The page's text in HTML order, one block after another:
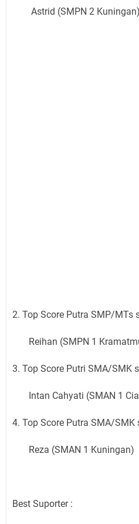
Astrid (SMPN 2 Kuningan)
2. Top Score Putra SMP/MTs
Reihan (SMPN 1
3. Top Score Putri SMA/SMK
Intan Cahyati (SMAN 1
4. Top Score Putra SMA/SMK
Reza (SMAN 1 Kuningan)
Best Suporter :